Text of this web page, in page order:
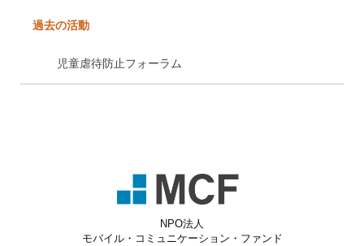
過去の活動
児童虐待防止フォーラム
NPO法人
モバイル・コミュニケーション・ファンド